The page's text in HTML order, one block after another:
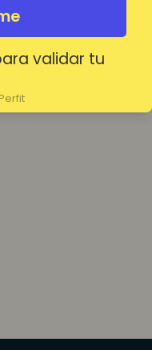
validar tu